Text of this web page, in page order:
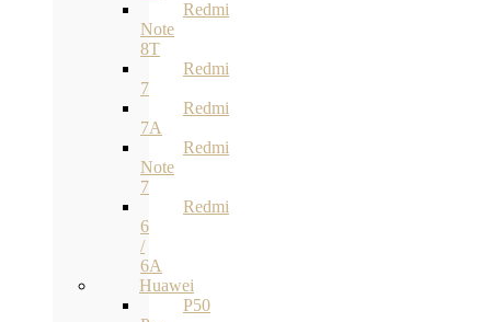
Redmi
Note
8T
Redmi
7
Redmi
7A
Redmi
Note
7
Redmi
6
/
6A
Huawei
P50